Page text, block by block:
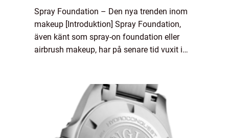
Spray Foundation – Den nya trenden inom
makeup [Introduktion] Spray Foundation,
även känt som spray-on foundation eller
airbrush makeup, har på senare tid vuxit i